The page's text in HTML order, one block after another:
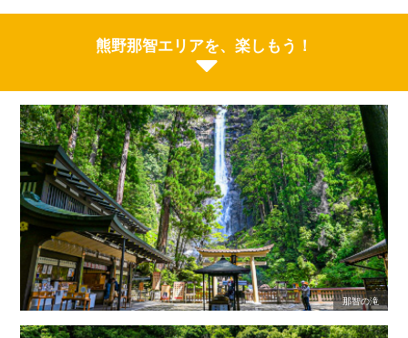
熊野那智エリアを、楽しもう！
那智の滝